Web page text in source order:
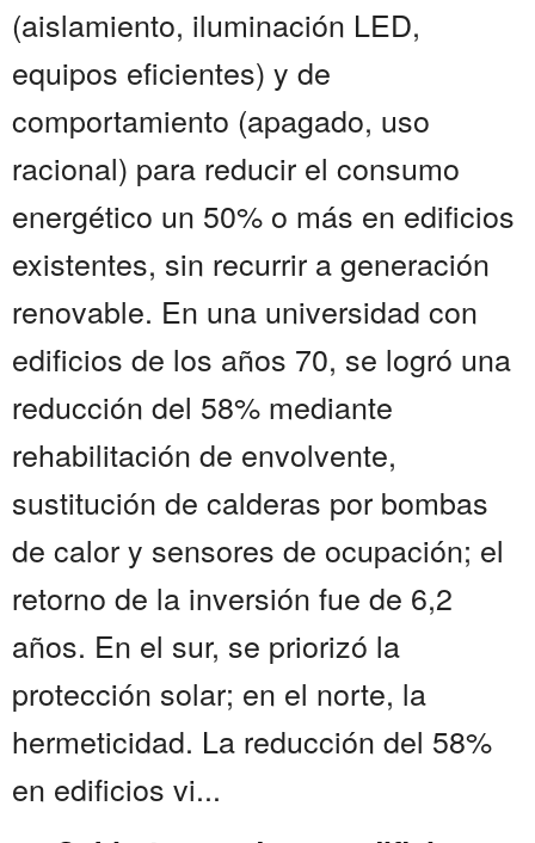
(aislamiento, iluminación LED,
equipos eficientes) y de
comportamiento (apagado, uso
racional) para reducir el consumo
energético un 50% o más en edificios
existentes, sin recurrir a generación
renovable. En una universidad con
edificios de los años 70, se logró una
reducción del 58% mediante
rehabilitación de envolvente,
sustitución de calderas por bombas
de calor y sensores de ocupación; el
retorno de la inversión fue de 6,2
años. En el sur, se priorizó la
protección solar; en el norte, la
hermeticidad. La reducción del 58%
en edificios vi...